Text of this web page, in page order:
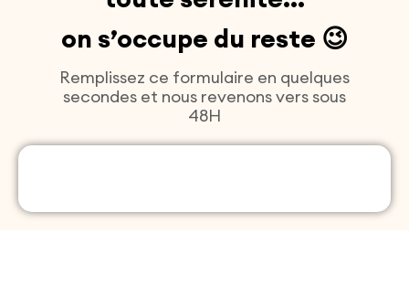
on s’occupe du reste 😉
Remplissez ce formulaire en quelques
secondes et nous revenons vers sous
48H